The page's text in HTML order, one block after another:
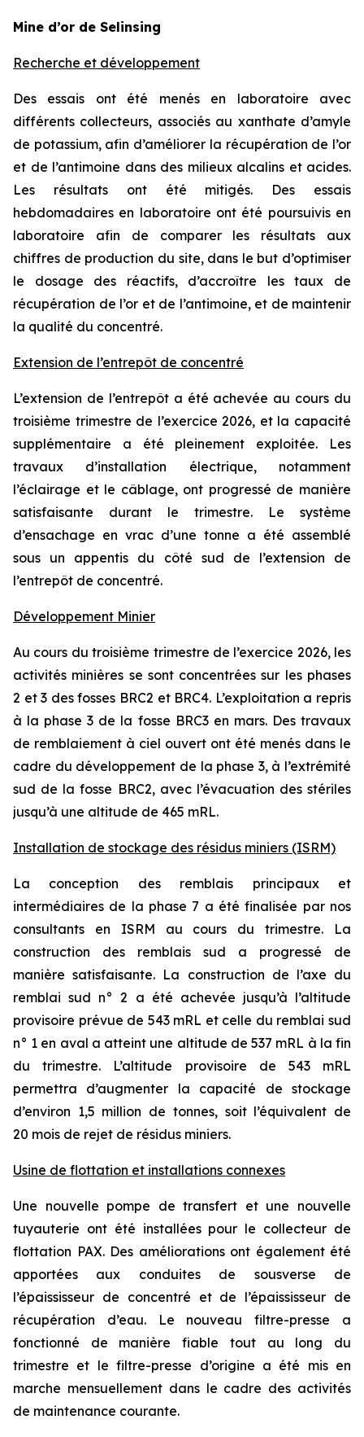
Mine d’or de Selinsing
Recherche et développement
Des essais ont été menés en laboratoire avec
différents collecteurs, associés au xanthate d’amyle
de potassium, afin d’améliorer la récupération de l’or
et de l’antimoine dans des milieux alcalins et acides.
Les résultats ont été mitigés. Des essais
hebdomadaires en laboratoire ont été poursuivis en
laboratoire afin de comparer les résultats aux
chiffres de production du site, dans le but d’optimiser
le dosage des réactifs, d’accroître les taux de
récupération de l’or et de l’antimoine, et de maintenir
la qualité du concentré.
Extension de l’entrepôt de concentré
L’extension de l’entrepôt a été achevée au cours du
troisième trimestre de l’exercice 2026, et la capacité
supplémentaire a été pleinement exploitée. Les
travaux d’installation électrique, notamment
l’éclairage et le câblage, ont progressé de manière
satisfaisante durant le trimestre. Le système
d’ensachage en vrac d’une tonne a été assemblé
sous un appentis du côté sud de l’extension de
l’entrepôt de concentré.
Développement Minier
Au cours du troisième trimestre de l’exercice 2026, les
activités minières se sont concentrées sur les phases
2 et 3 des fosses BRC2 et BRC4. L’exploitation a repris
à la phase 3 de la fosse BRC3 en mars. Des travaux
de remblaiement à ciel ouvert ont été menés dans le
cadre du développement de la phase 3, à l’extrémité
sud de la fosse BRC2, avec l’évacuation des stériles
jusqu’à une altitude de 465 mRL.
Installation de stockage des résidus miniers (ISRM)
La conception des remblais principaux et
intermédiaires de la phase 7 a été finalisée par nos
consultants en ISRM au cours du trimestre. La
construction des remblais sud a progressé de
manière satisfaisante. La construction de l’axe du
remblai sud n° 2 a été achevée jusqu’à l’altitude
provisoire prévue de 543 mRL et celle du remblai sud
n° 1 en aval a atteint une altitude de 537 mRL à la fin
du trimestre. L’altitude provisoire de 543 mRL
permettra d’augmenter la capacité de stockage
d’environ 1,5 million de tonnes, soit l’équivalent de
20 mois de rejet de résidus miniers.
Usine de flottation et installations connexes
Une nouvelle pompe de transfert et une nouvelle
tuyauterie ont été installées pour le collecteur de
flottation PAX. Des améliorations ont également été
apportées aux conduites de sousverse de
l’épaississeur de concentré et de l’épaississeur de
récupération d’eau. Le nouveau filtre-presse a
fonctionné de manière fiable tout au long du
trimestre et le filtre-presse d’origine a été mis en
marche mensuellement dans le cadre des activités
de maintenance courante.